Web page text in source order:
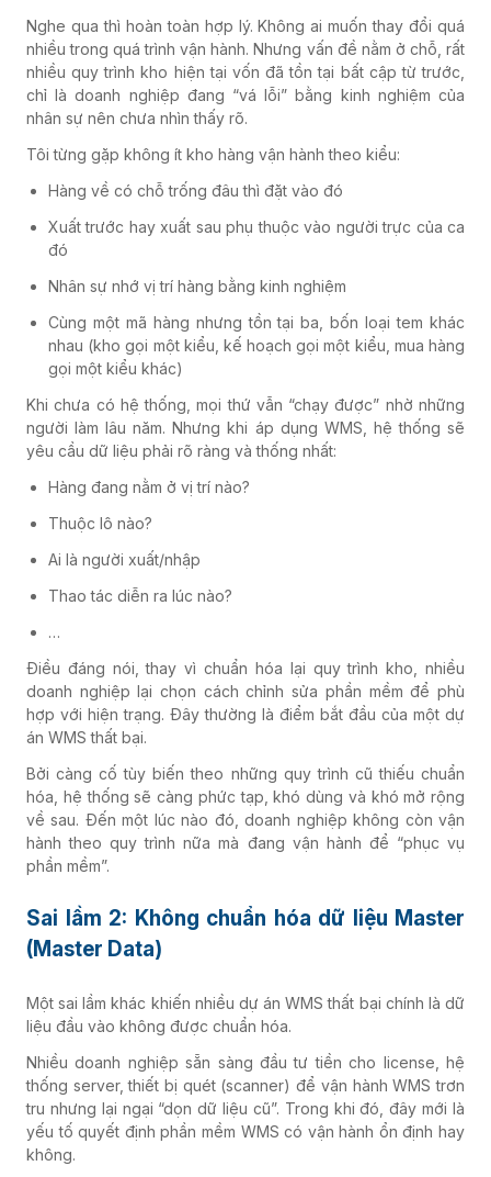
Nghe qua thì hoàn toàn hợp lý. Không ai muốn thay đổi quá
nhiều trong quá trình vận hành. Nhưng vấn đề nằm ở chỗ, rất
nhiều quy trình kho hiện tại vốn đã tồn tại bất cập từ trước,
chỉ là doanh nghiệp đang “vá lỗi” bằng kinh nghiệm của
nhân sự nên chưa nhìn thấy rõ.
Tôi từng gặp không ít kho hàng vận hành theo kiểu:
Hàng về có chỗ trống đâu thì đặt vào đó
Xuất trước hay xuất sau phụ thuộc vào người trực của ca
đó
Nhân sự nhớ vị trí hàng bằng kinh nghiệm
Cùng một mã hàng nhưng tồn tại ba, bốn loại tem khác
nhau (kho gọi một kiểu, kế hoạch gọi một kiểu, mua hàng
gọi một kiểu khác)
Khi chưa có hệ thống, mọi thứ vẫn “chạy được” nhờ những
người làm lâu năm. Nhưng khi áp dụng WMS, hệ thống sẽ
yêu cầu dữ liệu phải rõ ràng và thống nhất:
Hàng đang nằm ở vị trí nào?
Thuộc lô nào?
Ai là người xuất/nhập
Thao tác diễn ra lúc nào?
…
Điều đáng nói, thay vì chuẩn hóa lại quy trình kho, nhiều
doanh nghiệp lại chọn cách chỉnh sửa phần mềm để phù
hợp với hiện trạng. Đây thường là điểm bắt đầu của một dự
án WMS thất bại.
Bởi càng cố tùy biến theo những quy trình cũ thiếu chuẩn
hóa, hệ thống sẽ càng phức tạp, khó dùng và khó mở rộng
về sau. Đến một lúc nào đó, doanh nghiệp không còn vận
hành theo quy trình nữa mà đang vận hành để “phục vụ
phần mềm”.
Sai lầm 2: Không chuẩn hóa dữ liệu Master
(Master Data)
Một sai lầm khác khiến nhiều dự án WMS thất bại chính là dữ
liệu đầu vào không được chuẩn hóa.
Nhiều doanh nghiệp sẵn sàng đầu tư tiền cho license, hệ
thống server, thiết bị quét (scanner) để vận hành WMS trơn
tru nhưng lại ngại “dọn dữ liệu cũ”. Trong khi đó, đây mới là
yếu tố quyết định phần mềm WMS có vận hành ổn định hay
không.